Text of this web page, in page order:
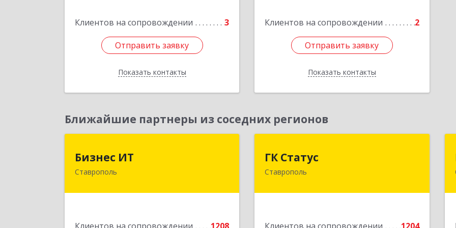
Клиентов на сопровождении 3
Отправить заявку
Показать контакты
Подробнее
Отправить заявку
Назад
Клиентов на сопровождении 2
Отправить заявку
Показать контакты
Отправить заявку
Назад
Ближайшие партнеры из соседних регионов
Бизнес ИТ
Ставрополь355035, Ставропольский край,
Подробнее
ГК Статус
Ставрополь355002, Ставропольский край,
Подробнее